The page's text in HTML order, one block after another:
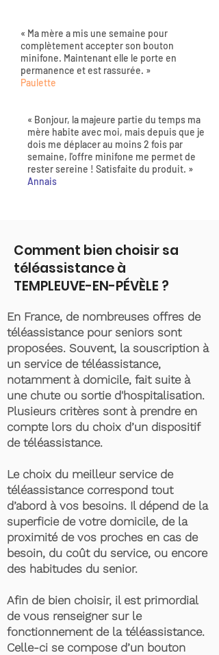
« Ma mère a mis une semaine pour
complètement accepter son bouton
minifone. Maintenant elle le porte en
permanence et est rassurée. »
Paulette
« Bonjour, la majeure partie du temps ma
mère habite avec moi, mais depuis que je
dois me déplacer au moins 2 fois par
semaine, l'offre minifone me permet de
rester sereine ! Satisfaite du produit. »
Annais
Comment bien choisir sa
téléassistance à
TEMPLEUVE-EN-PÉVÈLE ?
En France, de nombreuses offres de
téléassistance pour seniors sont
proposées. Souvent, la souscription à
un service de téléassistance,
notamment à domicile, fait suite à
une chute ou sortie d'hospitalisation.
Plusieurs critères sont à prendre en
compte lors du choix d’un dispositif
de téléassistance.
Le choix du meilleur service de
téléassistance correspond tout
d’abord à vos besoins. Il dépend de la
superficie de votre domicile, de la
proximité de vos proches en cas de
besoin, du coût du service, ou encore
des habitudes du senior.
Afin de bien choisir, il est primordial
de vous renseigner sur le
fonctionnement de la téléassistance.
Celle-ci se compose d’un bouton